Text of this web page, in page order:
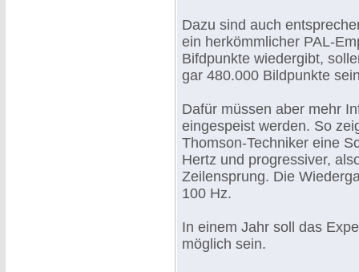
Dazu sind auch
ein herkömmlicher PAL-
Bifdpunkte wiedergibt,
gar 480.000 Bildpunkte
Dafür müssen aber mehr
eingespeist werden. So
Thomson-Techniker eine
Hertz und progressiver,
Zeilensprung. Die
100 Hz.
In einem Jahr soll das
möglich sein.